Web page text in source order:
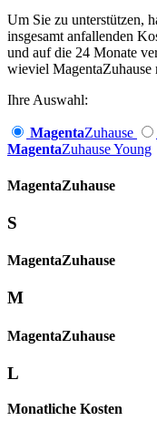
Um Sie zu unterstützen,
insgesamt anfallenden
und auf die 24 Monate
wieviel
Ihre Auswahl:
MagentaZuhause
MagentaZuhause Young
Magenta­Zuhause
S
Magenta­Zuhause
M
Magenta­Zuhause
L
Monatliche Kosten